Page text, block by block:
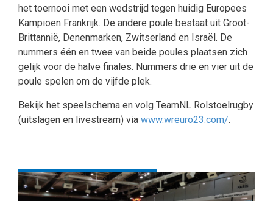
het toernooi met een wedstrijd tegen huidig Europees
Kampioen Frankrijk. De andere poule bestaat uit Groot-
Brittannië, Denenmarken, Zwitserland en Israël. De
nummers één en twee van beide poules plaatsen zich
gelijk voor de halve finales. Nummers drie en vier uit de
poule spelen om de vijfde plek.
Bekijk het speelschema en volg TeamNL Rolstoelrugby
(uitslagen en livestream) via www.wreuro23.com/.
Terug naar overzicht